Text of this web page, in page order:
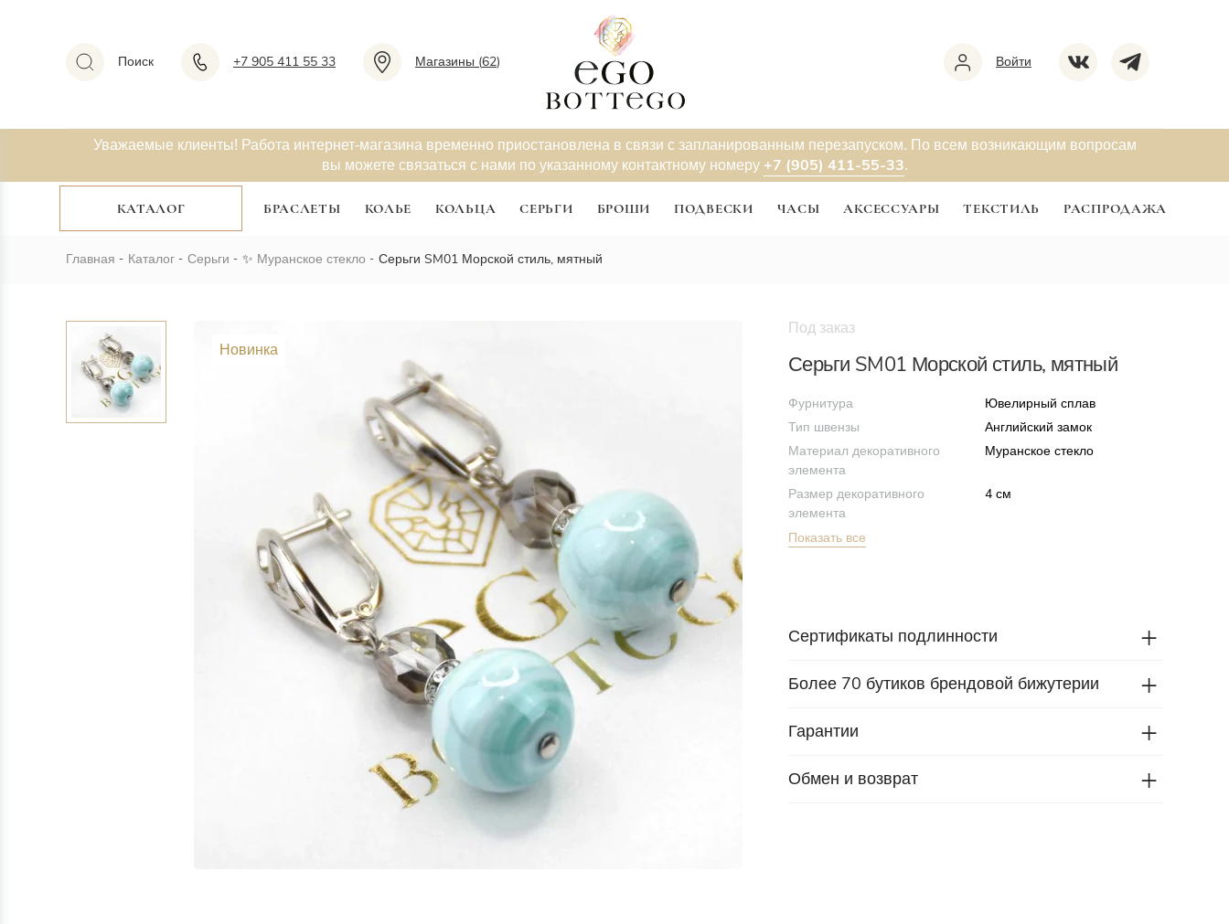
Поиск +7 905 411 55 33 Магазины (62) Войти
Уважаемые клиенты! Работа интернет-магазина временно приостановлена в связи с запланированным перезапуском. По всем возникающим вопросам
вы можете связаться с нами по указанному контактному номеру +7 (905) 411-55-33.
КАТАЛОГ БРАСЛЕТЫ КОЛЬЕ КОЛЬЦА СЕРЬГИ БРОШИ ПОДВЕСКИ ЧАСЫ АКСЕССУАРЫ ТЕКСТИЛЬ РАСПРОДАЖА
Главная Каталог Серьги ✨ Муранское стекло Серьги SM01 Морской стиль, мятный
Новинка
Под заказ
Серьги SM01 Морской стиль, мятный
Фурнитура
Ювелирный сплав
Тип швензы
Английский замок
Материал декоративного
элемента
Муранское стекло
Размер декоративного
элемента
4 см
Показать все
Сертификаты подлинности
Более 70 бутиков брендовой бижутерии
Гарантии
Обмен и возврат